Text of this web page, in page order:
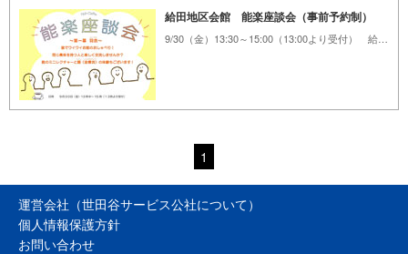
給田地区会館 能楽座談会（事前予約制）
1
運営会社（世田谷サービス公社について）
個人情報保護方針
お問い合わせ